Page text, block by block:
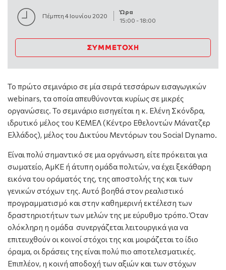
Πέμπτη 4 Ιουνίου 2020
Ώρα
15:00 -18:00
ΣΥΜΜΕΤΟΧΉ
Το πρώτο σεμινάριο σε μία σειρά τεσσάρων εισαγωγικών
webinars, τα οποία απευθύνονται κυρίως σε μικρές
οργανώσεις. Το σεμινάριο εισηγείται η κ. Ελένη Σκόνδρα,
ιδρυτικό μέλος του ΚΕΜΕΛ (Κέντρο Εθελοντών Μάνατζερ
Ελλάδος), μέλος του Δικτύου Μεντόρων του Social Dynamo.
Είναι πολύ σημαντικό σε μια οργάνωση, είτε πρόκειται για
σωματείο, ΑμΚΕ ή άτυπη ομάδα πολιτών, να έχει ξεκάθαρη
εικόνα του οράματός της, της αποστολής της και των
γενικών στόχων της. Αυτό βοηθά στον ρεαλιστικό
προγραμματισμό και στην καθημερινή εκτέλεση των
δραστηριοτήτων των μελών της με εύρυθμο τρόπο. Όταν
ολόκληρη η ομάδα συνεργάζεται λειτουργικά για να
επιτευχθούν οι κοινοί στόχοι της και μοιράζεται το ίδιο
όραμα, οι δράσεις της είναι πολύ πιο αποτελεσματικές.
Επιπλέον, η κοινή αποδοχή των αξιών και των στόχων